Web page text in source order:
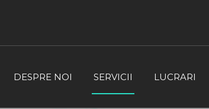
DESPRE NOI SERVICII LUCRARI